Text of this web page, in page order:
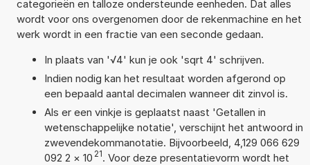
categorieën en talloze ondersteunde eenheden. Dat alles
wordt voor ons overgenomen door de rekenmachine en het
werk wordt in een fractie van een seconde gedaan.
In plaats van '√4' kun je ook 'sqrt 4' schrijven.
Indien nodig kan het resultaat worden afgerond op
een bepaald aantal decimalen wanneer dit zinvol is.
Als er een vinkje is geplaatst naast 'Getallen in
wetenschappelijke notatie', verschijnt het antwoord in
zwevendekommanotatie. Bijvoorbeeld, 4,129 066 629
092 2 × 10 21. Voor deze presentatievorm wordt het